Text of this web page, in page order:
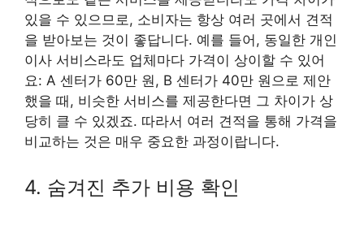
있을 수 있으므로, 소비자는 항상 여러 곳에서 견적
을 받아보는 것이 좋답니다. 예를 들어, 동일한 개인
이사 서비스라도 업체마다 가격이 상이할 수 있어
요: A 센터가 60만 원, B 센터가 40만 원으로 제안
했을 때, 비슷한 서비스를 제공한다면 그 차이가 상
당히 클 수 있겠죠. 따라서 여러 견적을 통해 가격을
비교하는 것은 매우 중요한 과정이랍니다.
4. 숨겨진 추가 비용 확인